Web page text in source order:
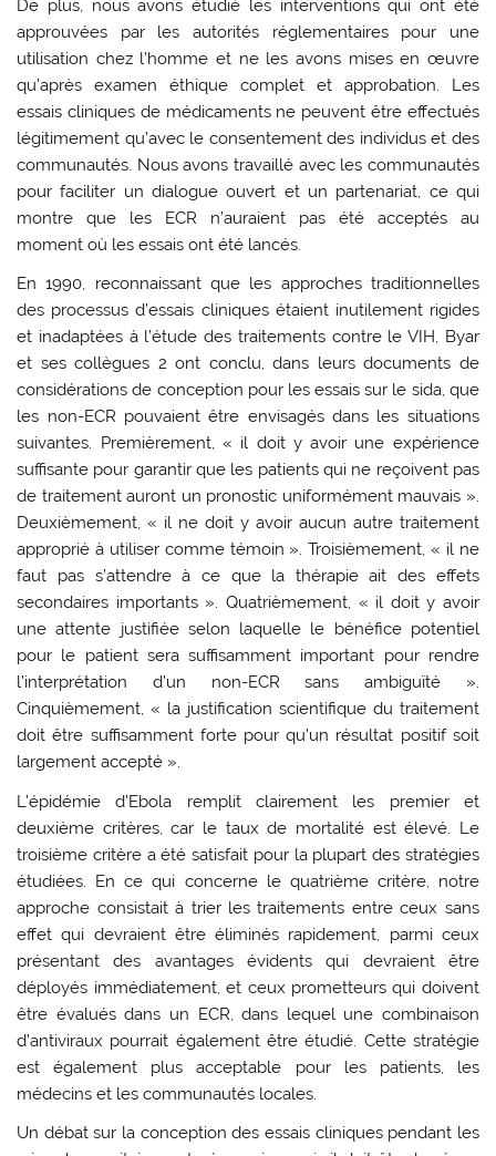
De plus, nous avons étudié les interventions qui ont été
approuvées par les autorités réglementaires pour une
utilisation chez l’homme et ne les avons mises en œuvre
qu’après examen éthique complet et approbation. Les
essais cliniques de médicaments ne peuvent être effectués
légitimement qu’avec le consentement des individus et des
communautés. Nous avons travaillé avec les communautés
pour faciliter un dialogue ouvert et un partenariat, ce qui
montre que les ECR n’auraient pas été acceptés au
moment où les essais ont été lancés.
En 1990, reconnaissant que les approches traditionnelles
des processus d’essais cliniques étaient inutilement rigides
et inadaptées à l’étude des traitements contre le VIH, Byar
et ses collègues 2 ont conclu, dans leurs documents de
considérations de conception pour les essais sur le sida, que
les non-ECR pouvaient être envisagés dans les situations
suivantes. Premièrement, « il doit y avoir une expérience
suffisante pour garantir que les patients qui ne reçoivent pas
de traitement auront un pronostic uniformément mauvais ».
Deuxièmement, « il ne doit y avoir aucun autre traitement
approprié à utiliser comme témoin ». Troisièmement, « il ne
faut pas s’attendre à ce que la thérapie ait des effets
secondaires importants ». Quatrièmement, « il doit y avoir
une attente justifiée selon laquelle le bénéfice potentiel
pour le patient sera suffisamment important pour rendre
l’interprétation d’un non-ECR sans ambiguïté ».
Cinquièmement, « la justification scientifique du traitement
doit être suffisamment forte pour qu’un résultat positif soit
largement accepté ».
L’épidémie d’Ebola remplit clairement les premier et
deuxième critères, car le taux de mortalité est élevé. Le
troisième critère a été satisfait pour la plupart des stratégies
étudiées. En ce qui concerne le quatrième critère, notre
approche consistait à trier les traitements entre ceux sans
effet qui devraient être éliminés rapidement, parmi ceux
présentant des avantages évidents qui devraient être
déployés immédiatement, et ceux prometteurs qui doivent
être évalués dans un ECR, dans lequel une combinaison
d’antiviraux pourrait également être étudié. Cette stratégie
est également plus acceptable pour les patients, les
médecins et les communautés locales.
Un débat sur la conception des essais cliniques pendant les